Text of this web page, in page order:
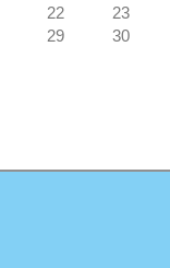
22
23
29
30